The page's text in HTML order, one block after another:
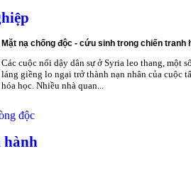
Mặt nạ chống độc - cứu sinh trong chiến tranh
Các cuộc nổi dậy dân sự ở Syria leo thang, một
láng giềng lo ngại trở thành nạn nhân của cuộc
hóa học. Nhiều nhà quan...
độc
hành